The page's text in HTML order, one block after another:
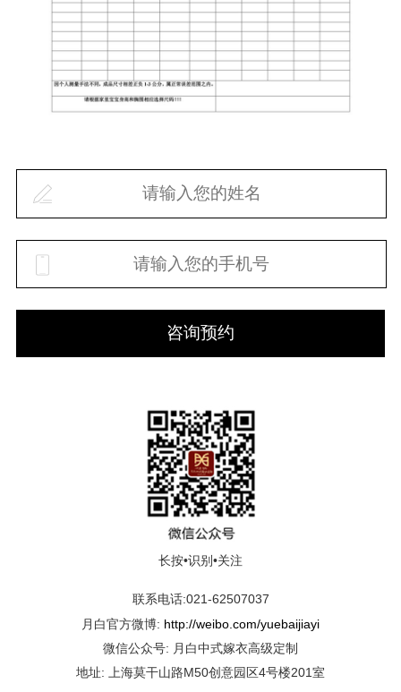
咨询预约
长按•识别•关注
联系电话:021-62507037
月白官方微博: http://weibo.com/yuebaijiayi
微信公众号: 月白中式嫁衣高级定制
地址: 上海莫干山路M50创意园区4号楼201室